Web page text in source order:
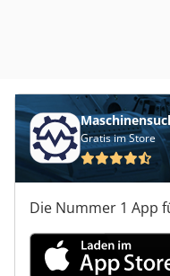
Gratis im Store
Die Nummer 1 App